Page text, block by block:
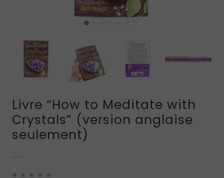
Livre “How to Meditate with
Crystals” (version anglaise
seulement)